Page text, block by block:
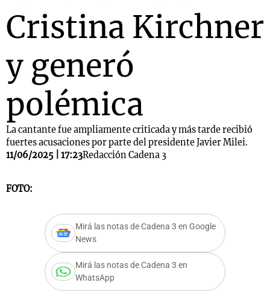
Cristina Kirchner
y generó
polémica
La cantante fue ampliamente criticada y más tarde recibió
fuertes acusaciones por parte del presidente Javier Milei.
11/06/2025 | 17:23Redacción Cadena 3
FOTO:
Mirá las notas de Cadena 3 en Google
News
Mirá las notas de Cadena 3 en
WhatsApp